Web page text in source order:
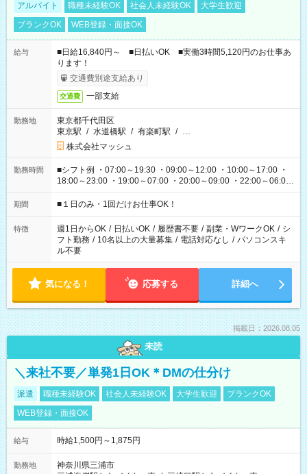
アルバイト 職種未経験OK 社会人未経験OK
大学生歓迎
ブランクOK
WEB登録・面接OK
給与
■日給16,840円～ ■日払いOK ■実働3時間5,120円のお仕事あ
ります！
交通費別途支給あり
交通費 一部支給
勤務地
東京都千代田区
東京駅 / 水道橋駅 / 有楽町駅 / …
株式会社マッシュ
勤務時間
■シフト例 ・07:00～19:30 ・09:00～12:00 ・10:00～17:00 ・
18:00～23:00 ・19:00～07:00 ・20:00～09:00 ・22:00～06:00
etc ★最短で3時間で5,120円のお仕事から 15時間で2万円近く稼
げるお仕事も！ ご希望のお時間に合わせてご紹介！ ※シフトは
ください！
期間 ■１日のみ・1回だけお仕事OK！
特徴 週1日からOK / 日払いOK / 履歴書不要 / 副業・WワークOK / シ
フト勤務 / 10名以上の大量募集 / 電話対応なし / パソコンスキ
ル不要
気になる！ 応募する 詳細へ
掲載日：2026.08.05
未読
＼来社不要／単発1日OK＊DMの仕分け
派遣 職種未経験OK 社会人未経験OK 大学生歓迎
ブランクOK
WEB登録・面接OK
給与 時給1,500円～1,875円
勤務地
神奈川県三浦市